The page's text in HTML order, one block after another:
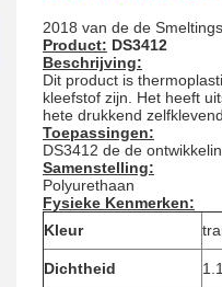
2018 van de de
Product: DS3412
Beschrijving:
Dit product is
kleefstof zijn. Het heeft
hete drukkend
Toepassingen:
DS3412 de de
Samenstelling:
Polyurethaan
Fysieke Kenmerken:
Kleur
Dichtheid